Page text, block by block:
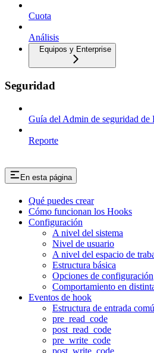
Cuota
Análisis
Equipos y Enterprise
Seguridad
Guía del Admin de seguridad
Reporte
En esta página
Qué puedes crear
Cómo funcionan los Hooks
Configuración
A nivel del sistema
Nivel de usuario
A nivel del espacio de
Estructura básica
Opciones de configuración
Comportamiento en
Eventos de hook
Estructura de entrada
pre_read_code
post_read_code
pre_write_code